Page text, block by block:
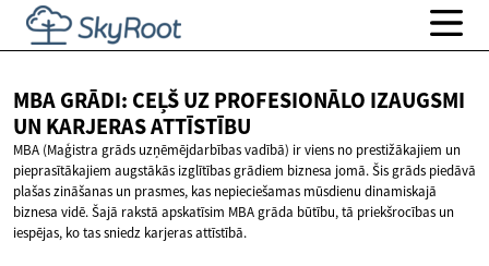
MBA GRĀDI: CEĻŠ UZ PROFESIONĀLO IZAUGSMI
UN KARJERAS ATTĪSTĪBU
MBA (Maģistra grāds uzņēmējdarbības vadībā) ir viens no prestižākajiem un
pieprasītākajiem augstākās izglītības grādiem biznesa jomā. Šis grāds piedāvā
plašas zināšanas un prasmes, kas nepieciešamas mūsdienu dinamiskajā
biznesa vidē. Šajā rakstā apskatīsim MBA grāda būtību, tā priekšrocības un
iespējas, ko tas sniedz karjeras attīstībā.